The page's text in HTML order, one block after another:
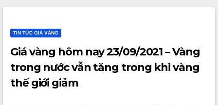
TIN TỨC GIÁ VÀNG
Giá vàng hôm nay 23/09/2021 – Vàng
trong nước vẫn tăng trong khi vàng
thế giới giảm